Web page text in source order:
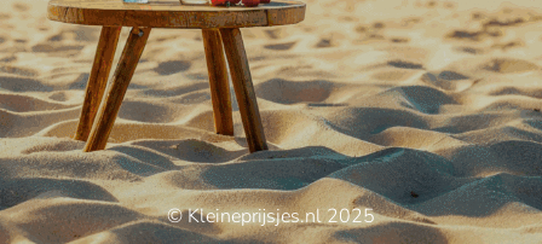
© Kleineprijsjes.nl 2025